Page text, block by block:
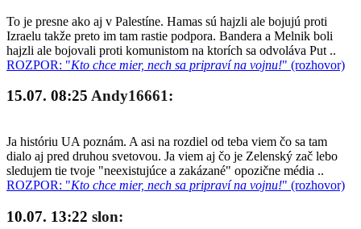
To je presne ako aj v Palestíne. Hamas sú hajzli ale bojujú proti
Izraelu takže preto im tam rastie podpora. Bandera a Melnik boli
hajzli ale bojovali proti komunistom na ktorích sa odvoláva Put ..
ROZPOR: "Kto chce mier, nech sa pripraví na vojnu!" (rozhovor)
15.07. 08:25 Andy16661:
Ja históriu UA poznám. A asi na rozdiel od teba viem čo sa tam
dialo aj pred druhou svetovou. Ja viem aj čo je Zelenský zač lebo
sledujem tie tvoje "neexistujúce a zakázané" opozične média ..
ROZPOR: "Kto chce mier, nech sa pripraví na vojnu!" (rozhovor)
10.07. 13:22 slon: